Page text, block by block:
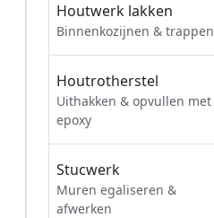
Houtwerk lakken
Binnenkozijnen & trappen
Houtrotherstel
Uithakken & opvullen met
epoxy
Stucwerk
Muren egaliseren &
afwerken